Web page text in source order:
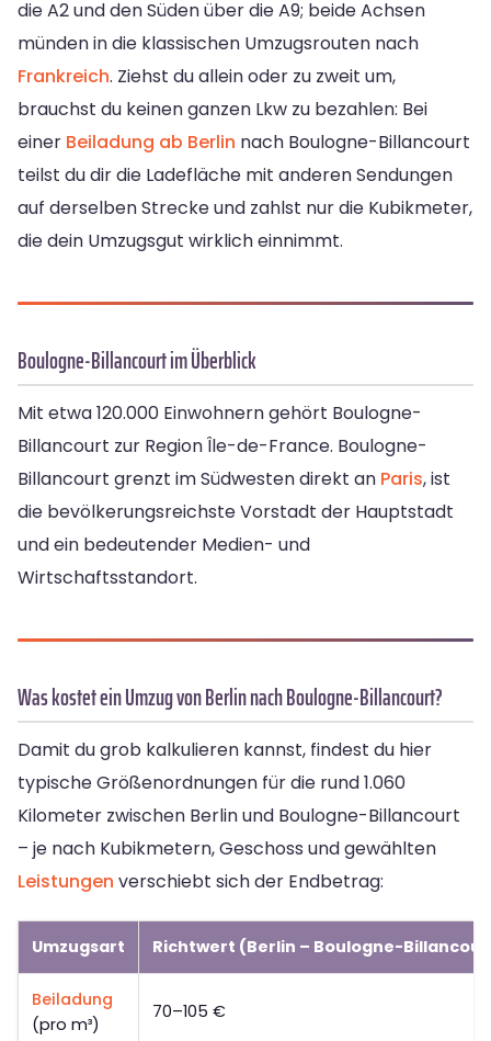
die A2 und den Süden über die A9; beide Achsen
münden in die klassischen Umzugsrouten nach
Frankreich. Ziehst du allein oder zu zweit um,
brauchst du keinen ganzen Lkw zu bezahlen: Bei
einer Beiladung ab Berlin nach Boulogne-Billancourt
teilst du dir die Ladefläche mit anderen Sendungen
auf derselben Strecke und zahlst nur die Kubikmeter,
die dein Umzugsgut wirklich einnimmt.
Boulogne-Billancourt im Überblick
Mit etwa 120.000 Einwohnern gehört Boulogne-
Billancourt zur Region Île-de-France. Boulogne-
Billancourt grenzt im Südwesten direkt an Paris, ist
die bevölkerungsreichste Vorstadt der Hauptstadt
und ein bedeutender Medien- und
Wirtschaftsstandort.
Was kostet ein Umzug von Berlin nach Boulogne-Billancourt?
Damit du grob kalkulieren kannst, findest du hier
typische Größenordnungen für die rund 1.060
Kilometer zwischen Berlin und Boulogne-Billancourt
– je nach Kubikmetern, Geschoss und gewählten
Leistungen verschiebt sich der Endbetrag:
Umzugsart Richtwert (Berlin – Boulogne-
Beiladung
(pro m³)
70–105 €